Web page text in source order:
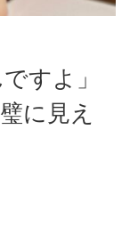
すよ」
に見え